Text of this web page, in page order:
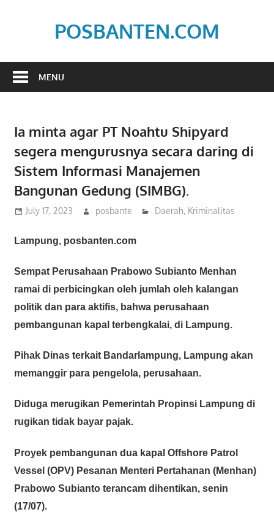
POSBANTEN.COM
Dan
MENU
Ia minta agar PT Noahtu Shipyard
segera mengurusnya secara daring di
Sistem Informasi Manajemen
Bangunan Gedung (SIMBG).
July 17, 2023 posbante Daerah, Kriminalitas
Lampung, posbanten.com
Sempat Perusahaan Prabowo Subianto Menhan
ramai di perbicingkan oleh jumlah oleh kalangan
politik dan para aktifis, bahwa perusahaan
pembangunan kapal terbengkalai, di Lampung.
Pihak Dinas terkait Bandarlampung, Lampung akan
memanggir para pengelola, perusahaan.
Diduga merugikan Pemerintah Propinsi Lampung di
rugikan tidak bayar pajak.
Proyek pembangunan dua kapal Offshore Patrol
Vessel (OPV) Pesanan Menteri Pertahanan (Menhan)
Prabowo Subianto terancam dihentikan, senin
(17/07).